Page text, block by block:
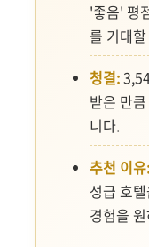
'좋음' 평
를 기대
청결:
받은 만
니다.
추천 이유:
성급 호
경험을